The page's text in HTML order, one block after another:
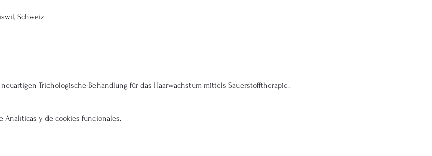
Schweiz
Trichologische-Behandlung für das Haarwachstum mittels Sauerstofftherapie.
Analíticas y de cookies funcionales.